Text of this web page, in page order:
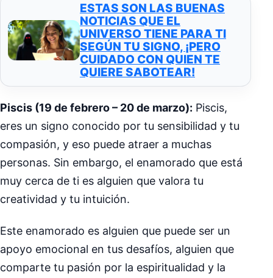
ESTAS SON LAS BUENAS
NOTICIAS QUE EL
UNIVERSO TIENE PARA TI
SEGÚN TU SIGNO, ¡PERO
CUIDADO CON QUIEN TE
QUIERE SABOTEAR!
Piscis (19 de febrero – 20 de marzo): Piscis,
eres un signo conocido por tu sensibilidad y tu
compasión, y eso puede atraer a muchas
personas. Sin embargo, el enamorado que está
muy cerca de ti es alguien que valora tu
creatividad y tu intuición.
Este enamorado es alguien que puede ser un
apoyo emocional en tus desafíos, alguien que
comparte tu pasión por la espiritualidad y la